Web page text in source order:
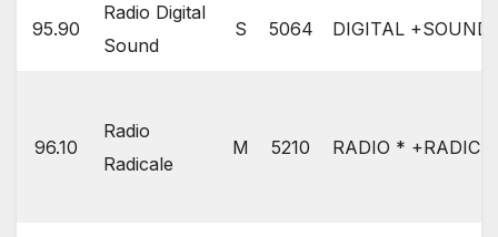
95.90
Radio Digital
Sound
S 5064 DIGITAL
96.10
Radio
Radicale
M 5210 RADIO *